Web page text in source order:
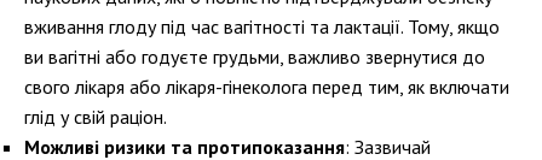
вживання глоду під час вагітності та лактації. Тому, якщо
ви вагітні або годуєте грудьми, важливо звернутися до
свого лікаря або лікаря-гінеколога перед тим, як включати
глід у свій раціон.
Можливі ризики та протипоказання: Зазвичай